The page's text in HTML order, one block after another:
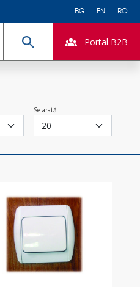
BG EN RO
Căutare Portal B2B
Se arată